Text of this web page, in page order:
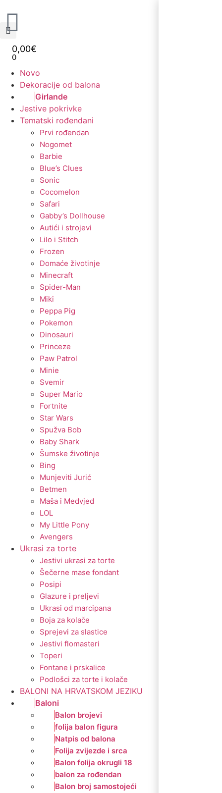
0,00€
0
Novo
Dekoracije od balona
Girlande
Jestive pokrivke
Tematski rođendani
Prvi rođendan
Nogomet
Barbie
Blue’s Clues
Sonic
Cocomelon
Safari
Gabby’s Dollhouse
Autići i strojevi
Lilo i Stitch
Frozen
Domaće životinje
Minecraft
Spider-Man
Miki
Peppa Pig
Pokemon
Dinosauri
Princeze
Paw Patrol
Minie
Svemir
Super Mario
Fortnite
Star Wars
Spužva Bob
Baby Shark
Šumske životinje
Bing
Munjeviti Jurić
Betmen
Maša i Medvjed
LOL
My Little Pony
Avengers
Ukrasi za torte
Jestivi ukrasi za torte
Šečerne mase fondant
Posipi
Glazure i preljevi
Ukrasi od marcipana
Boja za kolače
Sprejevi za slastice
Jestivi flomasteri
Toperi
Fontane i prskalice
Podlošci za torte i kolače
BALONI NA HRVATSKOM JEZIKU
Baloni
Balon brojevi
folija balon figura
Natpis od balona
Folija zvijezde i srca
Balon folija okrugli 18
balon za rođendan
Balon broj samostojeći